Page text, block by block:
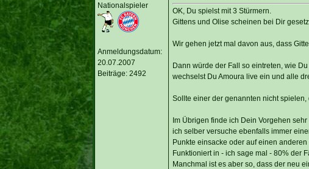
Nationalspieler
Anmeldungsdatum:
20.07.2007
Beiträge: 2492
OK, Du spielst mit 3 Stürmern.
Gittens und Olise scheinen bei Dir
Wir gehen jetzt mal davon aus, dass
Dann würde der Fall so eintreten, wie
wechselst Du Amoura live ein und alle
Sollte einer der genannten nicht
Im Übrigen finde ich Dein Vorgehen
ich selber versuche ebenfalls immer
Punkte einsacke oder auf einen
Funktioniert in - ich sage mal - 80% der
Manchmal ist es aber so, dass der neu